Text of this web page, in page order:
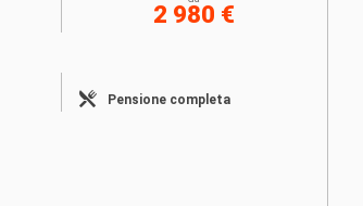
Pensione completa
2 980 €